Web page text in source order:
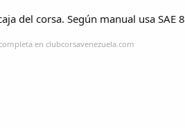
del corsa. Según manual usa SAE
en clubcorsavenezuela.com